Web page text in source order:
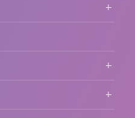
ァレンス・展示会・アワ
・ゲームプロモーシ